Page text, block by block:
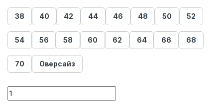
38 40 42 44 46 48 50 52
54 56 58 60 62 64 66 68
70 Оверсайз
Сумка женская отделка енота quantity